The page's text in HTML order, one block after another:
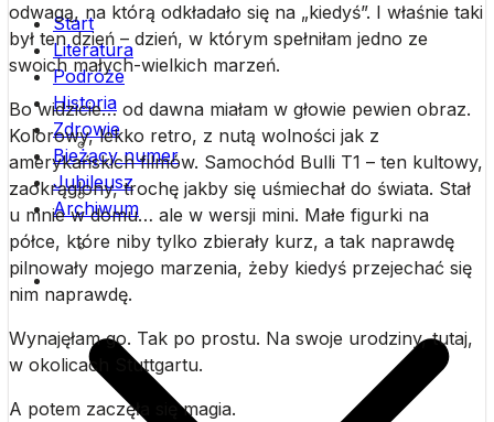
Archiwum (lata 2007 – 2013)
Archiwum (lata 2014 – 2020)
Archiwum (lata 2021 – 2026)
…
Start
Literatura
Podróże
Historia
Zdrowie
Bieżący numer
Jubileusz
Archiwum
odwagą, na którą odkładało się na „kiedyś”. I właśnie taki
był ten dzień – dzień, w którym spełniłam jedno ze
swoich małych-wielkich marzeń.
Bo widzicie… od dawna miałam w głowie pewien obraz.
Kolorowy, lekko retro, z nutą wolności jak z
amerykańskich filmów. Samochód Bulli T1 – ten kultowy,
zaokrąglony, trochę jakby się uśmiechał do świata. Stał
u mnie w domu… ale w wersji mini. Małe figurki na
półce, które niby tylko zbierały kurz, a tak naprawdę
pilnowały mojego marzenia, żeby kiedyś przejechać się
nim naprawdę.
Wynajęłam go. Tak po prostu. Na swoje urodziny, tutaj,
w okolicach Stuttgartu.
A potem zaczęła się magia.